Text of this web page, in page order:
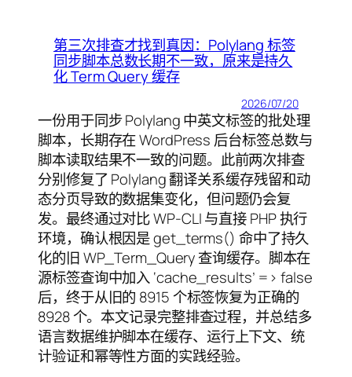
第三次排查才找到真因：Polylang 标签
同步脚本总数长期不一致，原来是持久
化 Term Query 缓存
2026/07/20
一份用于同步 Polylang 中英文标签的批处理
脚本，长期存在 WordPress 后台标签总数与
脚本读取结果不一致的问题。此前两次排查
分别修复了 Polylang 翻译关系缓存残留和动
态分页导致的数据集变化，但问题仍会复
发。最终通过对比 WP-CLI 与直接 PHP 执行
环境，确认根因是 get_terms() 命中了持久
化的旧 WP_Term_Query 查询缓存。脚本在
源标签查询中加入 ‘cache_results’ => false
后，终于从旧的 8915 个标签恢复为正确的
8928 个。本文记录完整排查过程，并总结多
语言数据维护脚本在缓存、运行上下文、统
计验证和幂等性方面的实践经验。